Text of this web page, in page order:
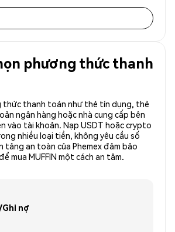
phương thức thanh
thức thanh toán như thẻ tín dụng, thẻ
ngân hàng hoặc nhà cung cấp bên
vào tài khoản. Nạp USDT hoặc crypto
nhiều loại tiền, không yêu cầu số
tảng an toàn của Phemex đảm bảo
mua MUFFIN một cách an tâm.
nợ